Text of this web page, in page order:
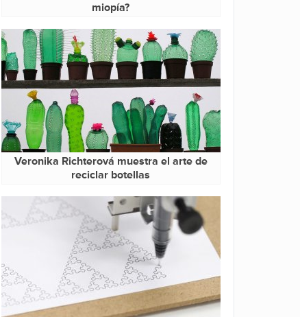
miopía?
Veronika Richterová muestra el arte de
reciclar botellas